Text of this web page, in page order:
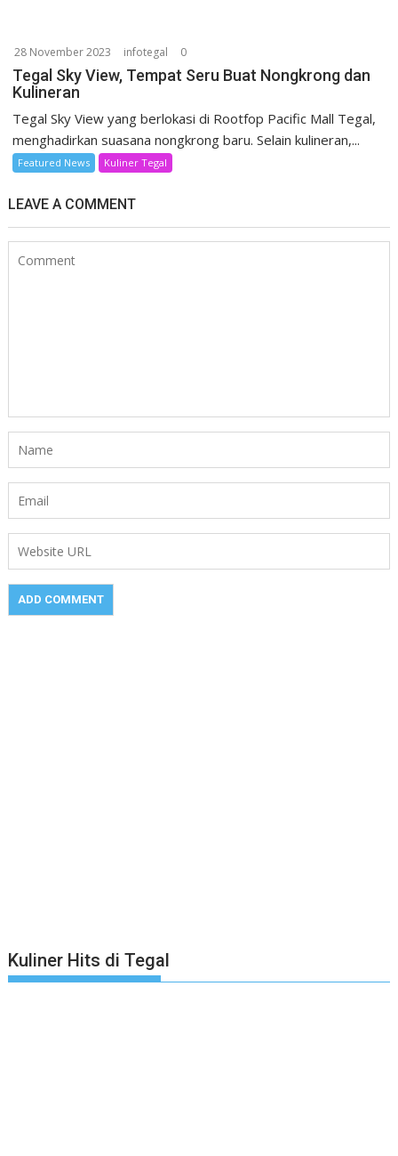
28 November 2023 infotegal 0
Tegal Sky View, Tempat Seru Buat Nongkrong dan
Kulineran
Tegal Sky View yang berlokasi di Rootfop Pacific Mall Tegal,
menghadirkan suasana nongkrong baru. Selain kulineran,...
Featured News Kuliner Tegal
LEAVE A COMMENT
Kuliner Hits di Tegal